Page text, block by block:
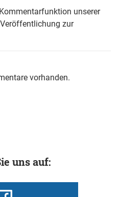
unserer
zur
vorhanden.
uns auf: